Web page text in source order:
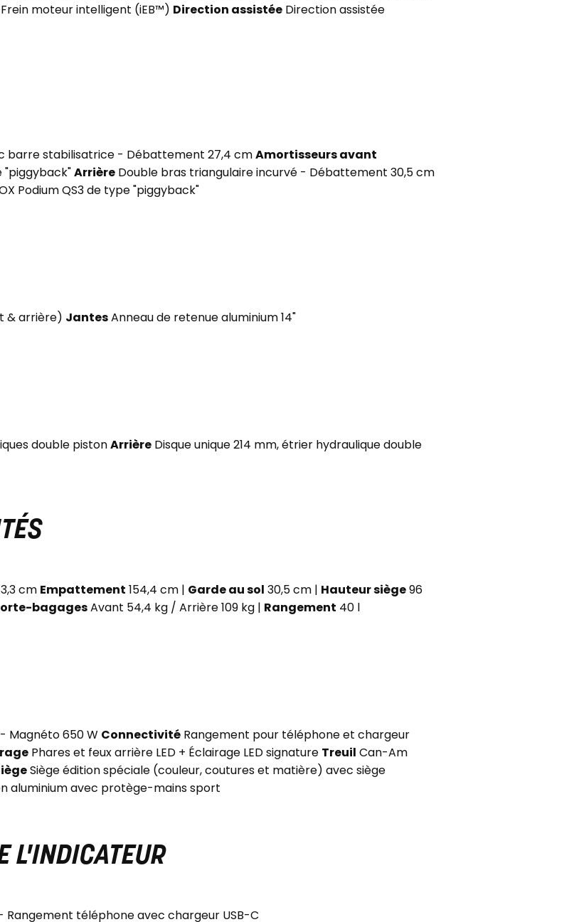
moteur intelligent (iEB™) Direction assistée Direction assistée
barre stabilisatrice - Débattement 27,4 cmAmortisseurs avant
"piggyback"Arrière Double bras triangulaire incurvé - Débattement 30,5 cm
Podium QS3 de type "piggyback"
& arrière) JantesAnneau de retenue aluminium 14"
double pistonArrière Disque unique 214 mm, étrier hydraulique double
cm Empattement 154,4 cm | Garde au sol 30,5 cm | Hauteur siège96
bagagesAvant 54,4 kg / Arrière 109 kg | Rangement 40 l
Magnéto 650 W Connectivité Rangement pour téléphone et chargeur
Phares et feux arrière LED + Éclairage LED signature Treuil Can-Am
Siège édition spéciale (couleur, coutures et matière) avec siège
aluminium avec protège-mains sport
L'INDICATEUR
téléphone avec chargeur USB-C